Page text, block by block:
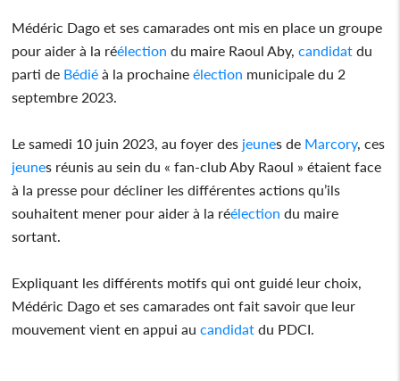
Médéric Dago et ses camarades ont mis en place un groupe
pour aider à la réélection du maire Raoul Aby,candidat du
parti de Bédié à la prochaineélection municipale du 2
septembre 2023.
Le samedi 10 juin 2023, au foyer des jeunes de Marcory, ces
jeunes réunis au sein du « fan-club Aby Raoul » étaient face
à la presse pour décliner les différentes actions qu’ils
souhaitent mener pour aider à la réélection du maire
sortant.
Expliquant les différents motifs qui ont guidé leur choix,
Médéric Dago et ses camarades ont fait savoir que leur
mouvement vient en appui aucandidat du PDCI.